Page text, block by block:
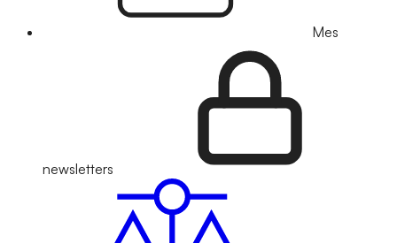
Mes
newsletters